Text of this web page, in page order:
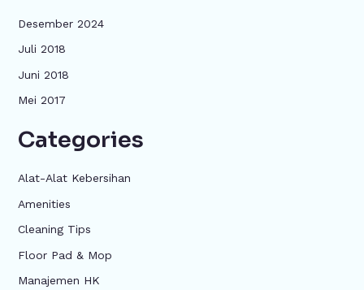
Desember 2024
Juli 2018
Juni 2018
Mei 2017
Categories
Alat-Alat Kebersihan
Amenities
Cleaning Tips
Floor Pad & Mop
Manajemen HK